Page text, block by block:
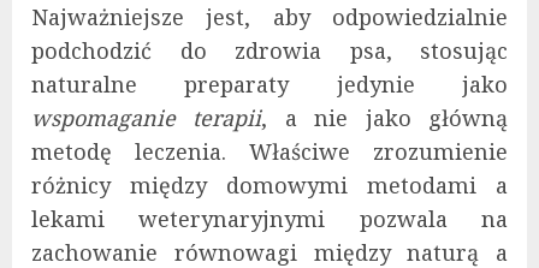
Najważniejsze jest, aby odpowiedzialnie
podchodzić do zdrowia psa, stosując
naturalne preparaty jedynie jako
wspomaganie terapii, a nie jako główną
metodę leczenia. Właściwe zrozumienie
różnicy między domowymi metodami a
lekami weterynaryjnymi pozwala na
zachowanie równowagi między naturą a